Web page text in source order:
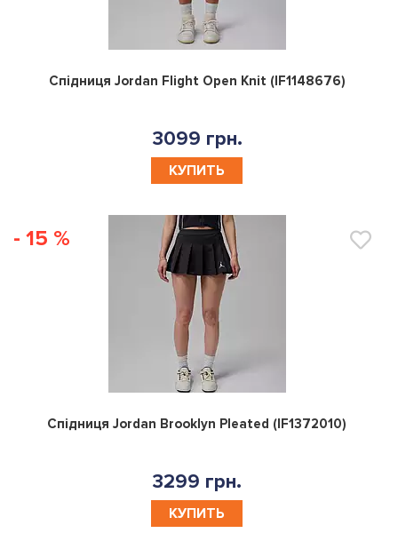
0
Спідниця Jordan Flight Open Knit (IF1148676)
3099 грн.
КУПИТЬ
- 15 %
0
Спідниця Jordan Brooklyn Pleated (IF1372010)
3299 грн.
КУПИТЬ